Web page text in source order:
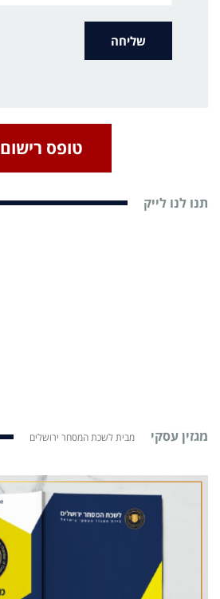
טופס רישום
תנו לנו לייק
מגזין עסקי מבית לשכת המסחר ירושלים